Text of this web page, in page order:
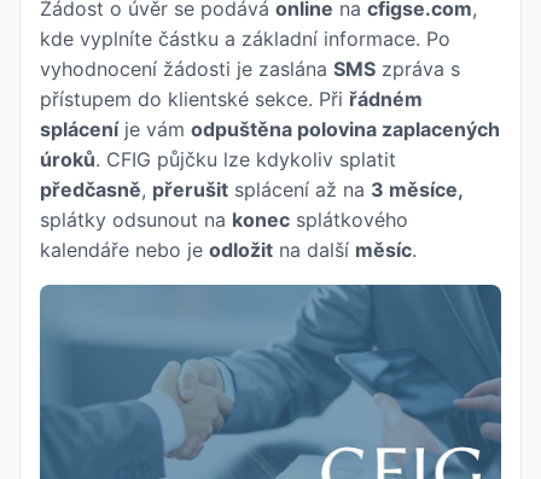
Žádost o úvěr se podává online na cfigse.com,
kde vyplníte částku a základní informace. Po
vyhodnocení žádosti je zaslána SMS zpráva s
přístupem do klientské sekce. Při řádném
spláceníje vám odpuštěna polovina zaplacených
úroků. CFIG půjčku lze kdykoliv splatit
předčasně, přerušit splácení až na 3 měsíce,
splátky odsunout na konec splátkového
kalendáře nebo je odložit na další měsíc.